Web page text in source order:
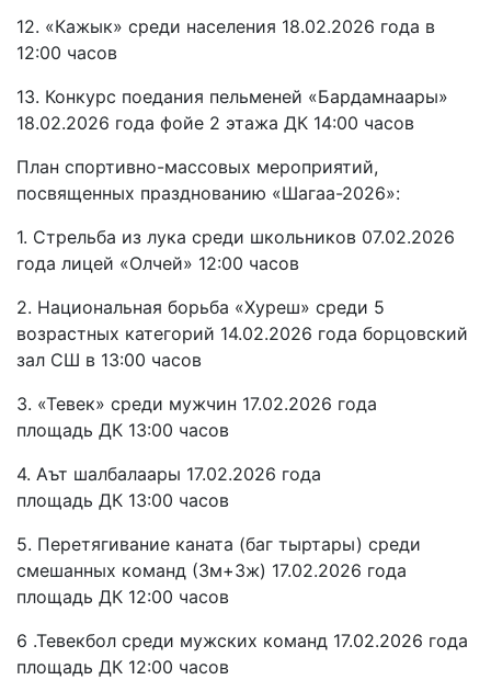
12. «Кажык» среди населения 18.02.2026 года в
12:00 часов
13. Конкурс поедания пельменей «Бардамнаары»
18.02.2026 года фойе 2 этажа ДК 14:00 часов
План спортивно-массовых мероприятий,
посвященных празднованию «Шагаа-2026»:
1. Стрельба из лука среди школьников 07.02.2026
года лицей «Олчей» 12:00 часов
2. Национальная борьба «Хуреш» среди 5
возрастных категорий 14.02.2026 года борцовский
зал СШ в 13:00 часов
3. «Тевек» среди мужчин 17.02.2026 года
площадь ДК 13:00 часов
4. Аът шалбалаары 17.02.2026 года
площадь ДК 13:00 часов
5. Перетягивание каната (баг тыртары) среди
смешанных команд (3м+3ж) 17.02.2026 года
площадь ДК 12:00 часов
6 .Тевекбол среди мужских команд 17.02.2026 года
площадь ДК 12:00 часов